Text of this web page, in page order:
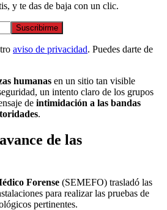
y te das de baja con un clic.
Suscribirme
aviso de privacidad. Puedes darte de
humanas en un sitio tan visible
un intento claro de los grupos
de intimidación a las bandas
.
de las
Forense (SEMEFO) trasladó las
para realizar las pruebas de
pertinentes.